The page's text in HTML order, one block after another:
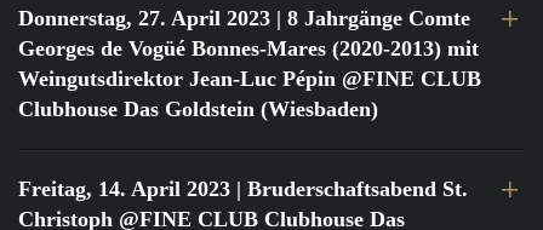
Donnerstag, 27. April 2023 | 8 Jahrgänge Comte
Georges de Vogüé Bonnes-Mares (2020-2013) mit
Weingutsdirektor Jean-Luc Pépin @FINE CLUB
Clubhouse Das Goldstein (Wiesbaden)
Freitag, 14. April 2023 | Bruderschaftsabend St.
Christoph @FINE CLUB Clubhouse Das